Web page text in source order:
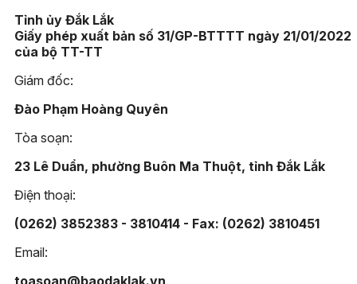
Tỉnh ủy Đắk Lắk
Giấy phép xuất bản số 31/GP-BTTTT ngày 21/01/2022
của bộ TT-TT
Giám đốc:
Đào Phạm Hoàng Quyên
Tòa soạn:
23 Lê Duẩn, phường Buôn Ma Thuột, tỉnh Đắk Lắk
Điện thoại:
(0262) 3852383 - 3810414 - Fax: (0262) 3810451
Email:
toasoan@baodaklak.vn